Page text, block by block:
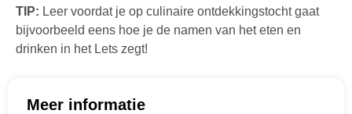
TIP: Leer voordat je op culinaire ontdekkingstocht gaat
bijvoorbeeld eens hoe je de namen van het eten en
drinken in het Lets zegt!
Meer informatie